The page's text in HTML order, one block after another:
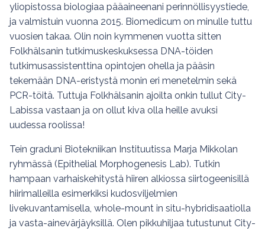
yliopistossa biologiaa pääaineenani perinnöllisyystiede,
ja valmistuin vuonna 2015. Biomedicum on minulle tuttu
vuosien takaa. Olin noin kymmenen vuotta sitten
Folkhälsanin tutkimuskeskuksessa DNA-töiden
tutkimusassistenttina opintojen ohella ja pääsin
tekemään DNA-eristystä monin eri menetelmin sekä
PCR-töitä. Tuttuja Folkhälsanin ajoilta onkin tullut City-
Labissa vastaan ja on ollut kiva olla heille avuksi
uudessa roolissa!
Tein graduni Biotekniikan Instituutissa Marja Mikkolan
ryhmässä (Epithelial Morphogenesis Lab). Tutkin
hampaan varhaiskehitystä hiiren alkiossa siirtogeenisillä
hiirimalleilla esimerkiksi kudosviljelmien
livekuvantamisella, whole-mount in situ-hybridisaatiolla
ja vasta-ainevärjäyksillä. Olen pikkuhiljaa tutustunut City-